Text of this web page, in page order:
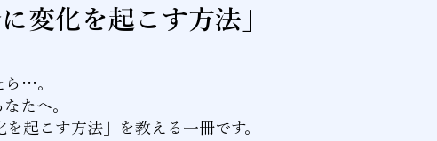
変化を起こす方法」
ら…。
たへ。
起こす方法」を教える一冊です。